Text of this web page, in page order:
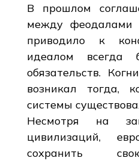
В прошлом
между феодалами
приводило к
идеалом всегда
обязательств.
возникал тогда,
системы
Несмотря на
цивилизаций,
сохранить